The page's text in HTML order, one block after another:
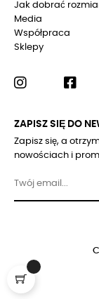
Jak dobrać
Media
Współpraca
Sklepy
ZAPISZ SIĘ DO
Zapisz się, a
nowościach i